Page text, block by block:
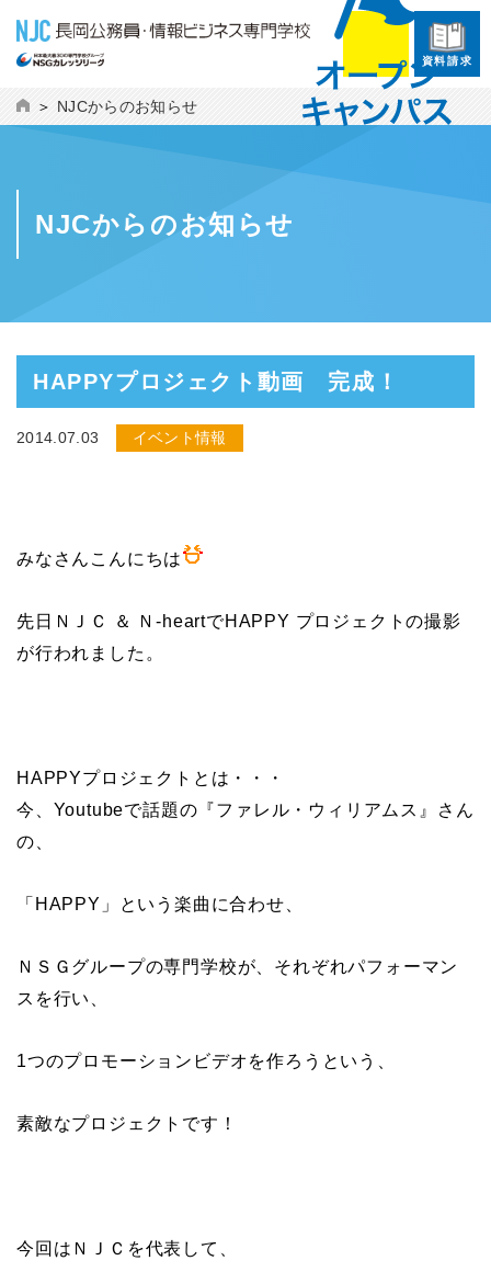
資料請求
NJCからのお知らせ
NJCからのお知らせ
HAPPYプロジェクト動画 完成！
2014.07.03 イベント情報
みなさんこんにちは
先日ＮＪＣ ＆ Ｎ-heartでHAPPY プロジェクトの撮影
が行われました。
HAPPYプロジェクトとは・・・
今、Youtubeで話題の『ファレル・ウィリアムス』さん
の、
「HAPPY」という楽曲に合わせ、
ＮＳＧグループの専門学校が、それぞれパフォーマン
スを行い、
1つのプロモーションビデオを作ろうという、
素敵なプロジェクトです！
今回はＮＪＣを代表して、